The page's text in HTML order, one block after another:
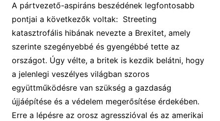
A pártvezető-aspiráns beszédének legfontosabb
pontjai a következők voltak: Streeting
katasztrofális hibának nevezte a Brexitet, amely
szerinte szegényebbé és gyengébbé tette az
országot. Úgy vélte, a britek is kezdik belátni, hogy
a jelenlegi veszélyes világban szoros
együttműködésre van szükség a gazdaság
újjáépítése és a védelem megerősítése érdekében.
Erre a lépésre az orosz agresszióval és az amerikai